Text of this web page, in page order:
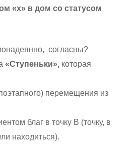
«х» в дом со статусом
согласны?
«Ступеньки», которая
перемещения из
благ в точку В (точку, в
находиться).